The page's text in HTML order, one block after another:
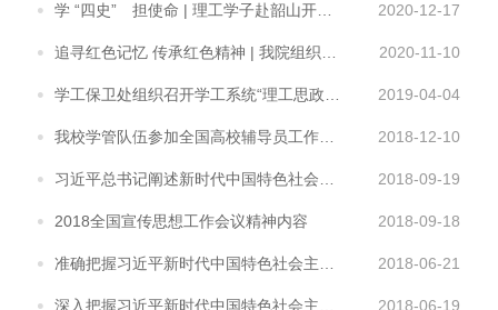
2020-12-17
2020-11-10
2019-04-04
2018-12-10
2018-09-19
2018全国宣传思想工作会议精神内容 2018-09-18
2018-06-21
2018-06-19